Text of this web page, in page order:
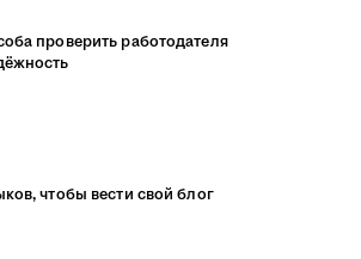
проверить работодателя
чтобы вести свой блог